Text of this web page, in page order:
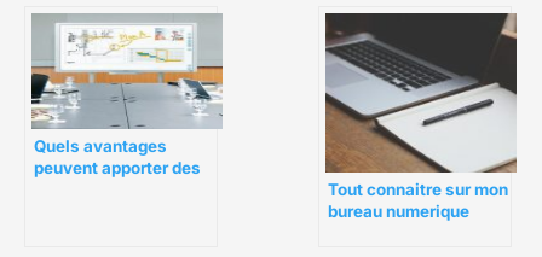
Quels avantages
peuvent apporter des
Tout connaitre sur mon
bureau numerique